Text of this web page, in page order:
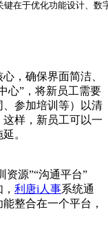
，确保界面简洁、
心”，将新员工需要
参加培训等）以清
样，新员工可以一
。
资源”“沟通平台”
利唐i人事系统通
整合在一个平台，